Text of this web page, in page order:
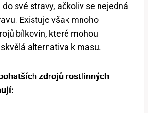
své stravy, ačkoliv se nejedná
Existuje však mnoho
bílkovin, které mohou
alternativa k masu.
zdrojů rostlinných